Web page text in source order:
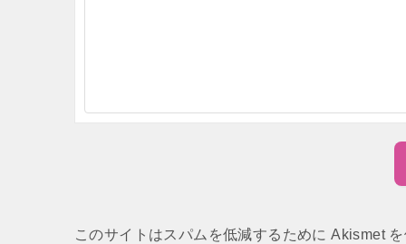
このサイトはスパムを低減するために Akismet を